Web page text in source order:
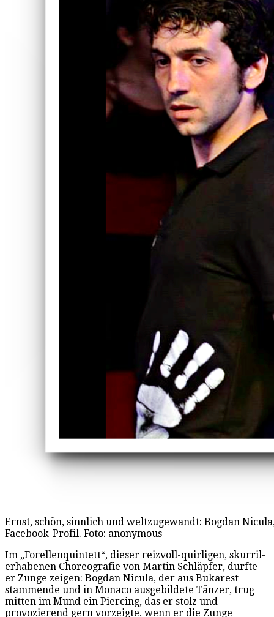
Ernst, schön, sinnlich und weltzugewandt: Bogdan
Facebook-Profil. Foto: anonymous
Im „Forellenquintett“, dieser reizvoll-quirligen, skurril-
erhabenen Choreografie von Martin Schläpfer, durfte
er Zunge zeigen: Bogdan Nicula, der aus Bukarest
stammende und in Monaco ausgebildete Tänzer, trug
mitten im Mund ein Piercing, das er stolz und
provozierend gern vorzeigte, wenn er die Zunge